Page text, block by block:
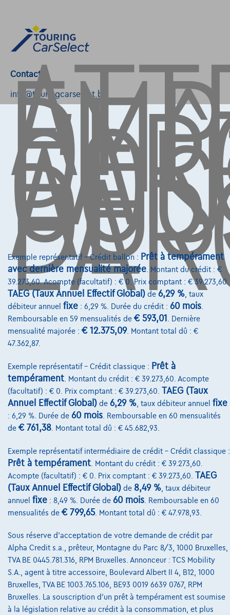
DE
DE
Exemple représentatif – Crédit ballon : Prêt à tempérament
avec dernière mensualité majorée . Montant du crédit : €
39.273,60. Acompte (facultatif) : € 0. Prix comptant : € 39.273,60.
TAEG (Taux Annuel Effectif Global) de 6,29 % , taux
débiteur annuel fixe : 6,29 %. Durée du crédit : 60 mois
Remboursable en 59 mensualités de € 593,01
. Dernière
mensualité majorée : € 12.375,09. Montant total dû : €
47.362,87.
Exemple représentatif – Crédit classique : Prêt à
tempérament . Montant du crédit : € 39.273,60. Acompte
(facultatif) : € 0. Prix comptant : € 39.273,60. TAEG (Taux
Annuel Effectif Global) de 6,29 % , taux débiteur annuel fixe
: 6,29 %. Durée de 60 mois . Remboursable en 60 mensualités
de € 761,38 . Montant total dû : € 45.682,93.
Exemple représentatif intermédiaire de crédit – Crédit classique :
Prêt à tempérament . Montant du crédit : € 39.273,60.
Acompte (facultatif) : € 0. Prix comptant : € 39.273,60. TAEG
(Taux Annuel Effectif Global) de 8,49 % , taux débiteur
annuel fixe : 8,49 %. Durée de 60 mois . Remboursable en 60
mensualités de € 799,65. Montant total dû : € 47.978,93.
Sous réserve d'acceptation de votre demande de crédit par
Alpha Credit s.a., prêteur, Montagne du Parc 8/3, 1000 Bruxelles,
TVA BE 0445.781.316, RPM Bruxelles. Annonceur : TCS Mobility
S.A., agent à titre accessoire, Boulevard Albert II 4, B12, 1000
Bruxelles, TVA BE 1003.765.106, BE93 0019 6639 0767, RPM
Bruxelles. La souscription d'un prêt à tempérament est soumise
à la législation relative au crédit à la consommation, et plus
Contact
info@touringcarselect.be
Avenue Roi Albert II 4, B12
1000 Bruxelles
Services & Solutions
Assistance dépannage
Financement
Assurance auto
Leasing
Sur Nous
Devenez client
Qui nous sommes
Charte de qualité
Nos dealers
Nos partenaires
Notre équipe
Contact
@2024 TCS Mobility SA/NV Copyright
Conditions Générales
Conditions d'assistance
Protection Des Données
Politique Des Cookies
Charte de qualité
Site Map